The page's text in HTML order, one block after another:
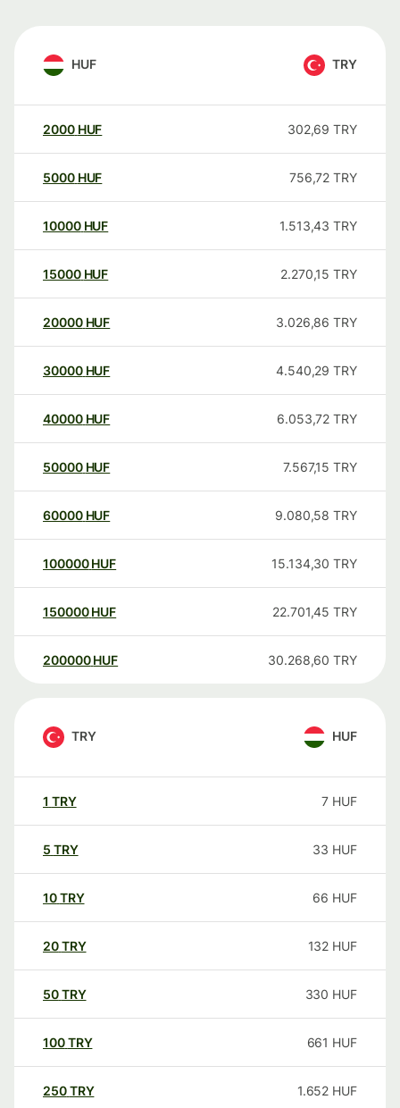
HUF TRY
2000 HUF 302,69 TRY
5000 HUF 756,72 TRY
10000 HUF 1.513,43 TRY
15000 HUF 2.270,15 TRY
20000 HUF 3.026,86 TRY
30000 HUF 4.540,29 TRY
40000 HUF 6.053,72 TRY
50000 HUF 7.567,15 TRY
60000 HUF 9.080,58 TRY
100000 HUF 15.134,30 TRY
150000 HUF 22.701,45 TRY
200000 HUF 30.268,60 TRY
TRY HUF
1 TRY 7 HUF
5 TRY 33 HUF
10TRY 66 HUF
20TRY 132 HUF
50TRY 330 HUF
100TRY 661 HUF
250TRY 1.652 HUF